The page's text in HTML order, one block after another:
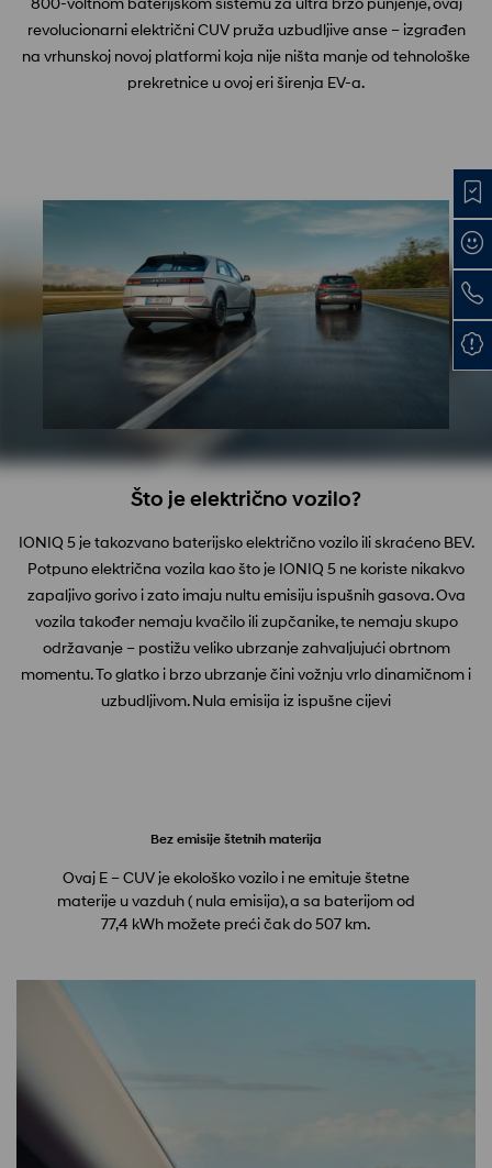
revolucionarni električni CUV pruža uzbudljive anse – izgrađen
na vrhunskoj novoj platformi koja nije ništa manje od tehnološke
prekretnice u ovoj eri širenja EV-a.
Što je električno vozilo?
IONIQ 5 je takozvano baterijsko električno vozilo ili skraćeno BEV.
Potpuno električna vozila kao što je IONIQ 5 ne koriste nikakvo
zapaljivo gorivo i zato imaju nultu emisiju ispušnih gasova. Ova
vozila također nemaju kvačilo ili zupčanike, te nemaju skupo
održavanje – postižu veliko ubrzanje zahvaljujući obrtnom
momentu. To glatko i brzo ubrzanje čini vožnju vrlo dinamičnom i
uzbudljivom. Nula emisija iz ispušne cijevi
Bez emisije štetnih materija
Ovaj E – CUV je ekološko vozilo i ne emituje štetne
materije u vazduh ( nula emisija), a sa baterijom od
77,4 kWh možete preći čak do 507 km.